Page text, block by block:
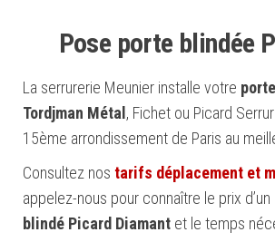
Pose porte blindée
La serrurerie Meunier installe votre
Tordjman Métal, Fichet ou Picard
15ème arrondissement de Paris au
Consultez nos tarifs déplacement et
appelez-nous pour connaître le prix d’un
blindé Picard Diamant et le temps